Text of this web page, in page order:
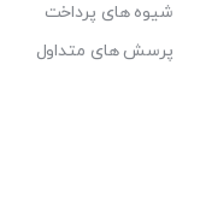
شیوه های پرداخت
پرسش های متداول